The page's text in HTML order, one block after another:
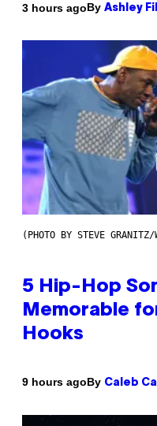
3 hours agoBy Ashley
(PHOTO BY STEVE GRANITZ/
5 Hip-Hop
Memorable
Hooks
9 hours agoBy Caleb